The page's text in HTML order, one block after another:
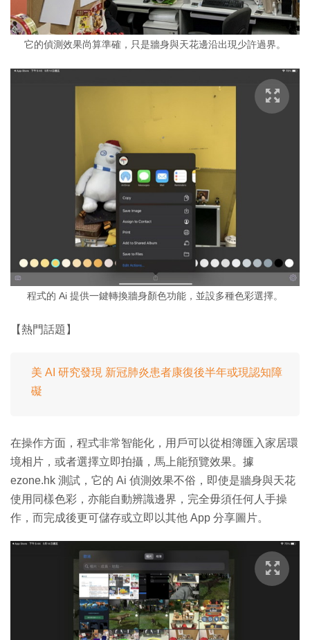
它的偵測效果尚算準確，只是牆身與天花邊沿出現少許過界。
程式的 Ai 提供一鍵轉換牆身顏色功能，並設多種色彩選擇。
【熱門話題】
美 AI 研究發現 新冠肺炎患者康復後半年或現認知障
礙
在操作方面，程式非常智能化，用戶可以從相簿匯入家居環
境相片，或者選擇立即拍攝，馬上能預覽效果。據
ezone.hk 測試，它的 Ai 偵測效果不俗，即使是牆身與天花
使用同樣色彩，亦能自動辨識邊界，完全毋須任何人手操
作，而完成後更可儲存或立即以其他 App 分享圖片。